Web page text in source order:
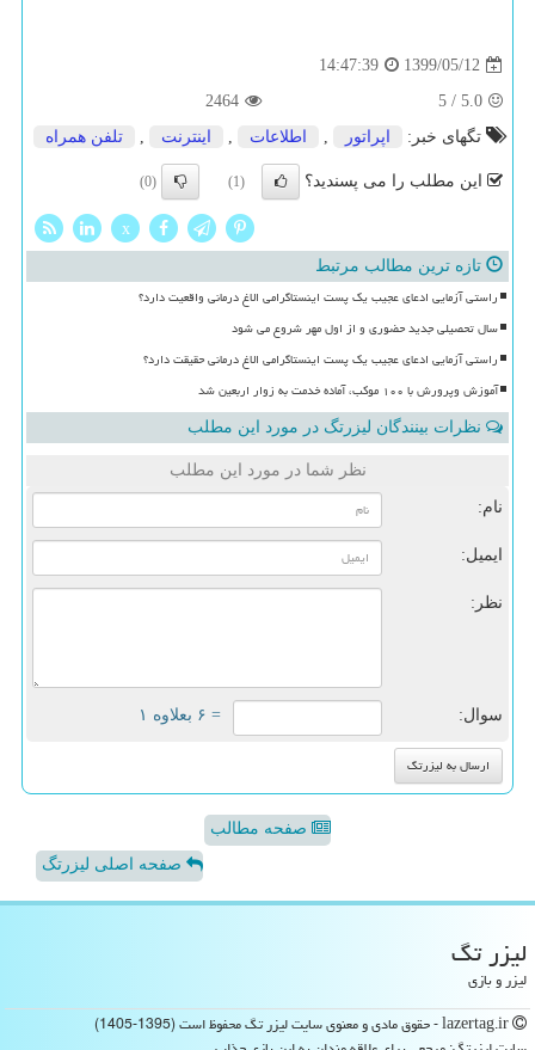
1399/05/12
14:47:39
5.0
/
5
2464
تگهای خبر:
اپراتور , اطلاعات , اینترنت , تلفن همراه
این مطلب را می پسندید؟ (1)
(0)
x
تازه ترین مطالب مرتبط
راستی آزمایی ادعای عجیب یک پست اینستاگرامی الاغ درمانی واقعیت دارد؟
سال تحصیلی جدید حضوری و از اول مهر شروع می شود
راستی آزمایی ادعای عجیب یک پست اینستاگرامی الاغ درمانی حقیقت دارد؟
آموزش وپرورش با ۱۰۰ موکب، آماده خدمت به زوار اربعین شد
نظرات بینندگان لیزرتگ در مورد این مطلب
نظر شما در مورد این مطلب
نام:
ایمیل:
نظر:
سوال: = ۶ بعلاوه ۱
صفحه مطالب
صفحه اصلی لیزرتگ
لیزر تگ
لیزر و بازی